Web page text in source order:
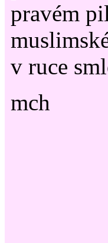
pravém
v ruce
mch